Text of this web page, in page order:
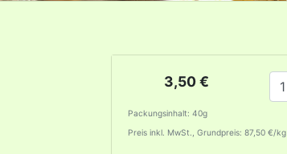
3,50 €
Packungsinhalt: 40g
Preis inkl. MwSt., Grundpreis: 87,50 €/kg